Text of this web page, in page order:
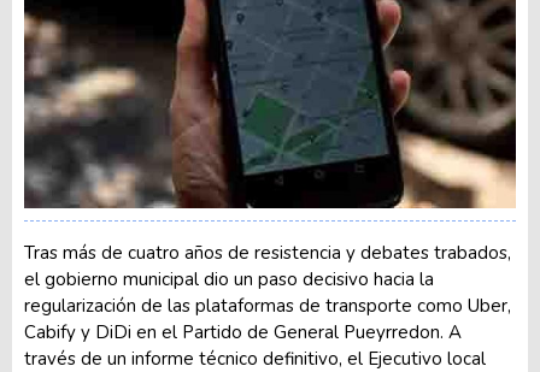
Tras más de cuatro años de resistencia y debates trabados,
el gobierno municipal dio un paso decisivo hacia la
regularización de las plataformas de transporte como Uber,
Cabify y DiDi en el Partido de General Pueyrredon. A
través de un informe técnico definitivo, el Ejecutivo local